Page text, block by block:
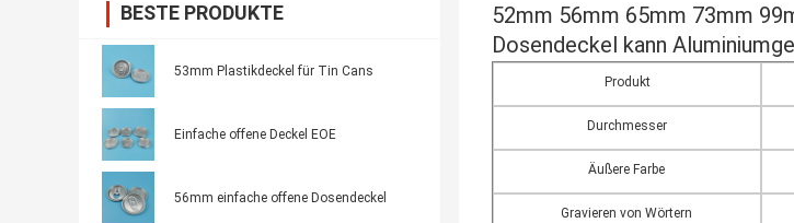
BESTE PRODUKTE
53mm Plastikdeckel für Tin Cans
Einfache offene Deckel EOE
56mm einfache offene Dosendeckel
52mm 56mm 65mm 73mm
Dosendeckel kann
Produkt
Durchmesser
Äußere Farbe
Gravieren von Wörtern